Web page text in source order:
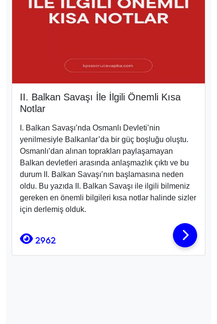
II. Balkan Savaşı İle İlgili Önemli Kısa
Notlar
I. Balkan Savaşı’nda Osmanlı Devleti’nin
yenilmesiyle Balkanlar’da bir güç boşluğu oluştu.
Osmanlı’dan alınan toprakları paylaşamayan
Balkan devletleri arasında anlaşmazlık çıktı ve bu
durum II. Balkan Savaşı’nın başlamasına neden
oldu. Bu yazıda II. Balkan Savaşı ile ilgili bilmeniz
gereken en önemli bilgileri kısa notlar halinde sizler
için derlemiş olduk.
2962